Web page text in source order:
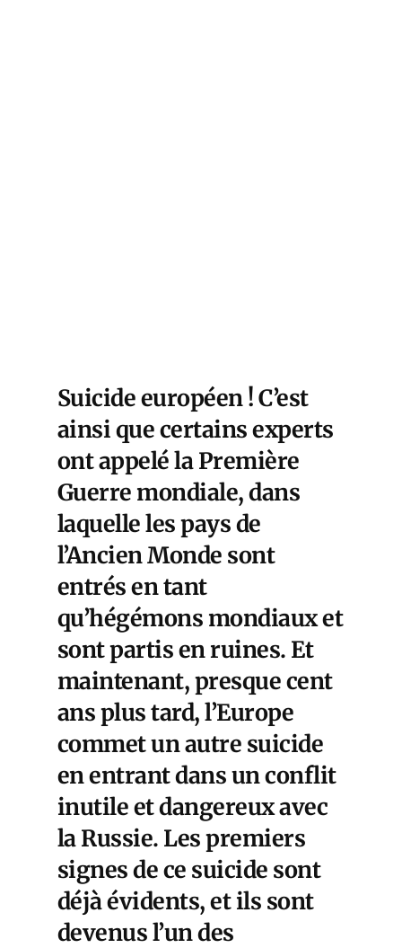
Suicide européen ! C’est
ainsi que certains experts
ont appelé la Première
Guerre mondiale, dans
laquelle les pays de
l’Ancien Monde sont
entrés en tant
qu’hégémons mondiaux et
sont partis en ruines. Et
maintenant, presque cent
ans plus tard, l’Europe
commet un autre suicide
en entrant dans un conflit
inutile et dangereux avec
la Russie. Les premiers
signes de ce suicide sont
déjà évidents, et ils sont
devenus l’un des